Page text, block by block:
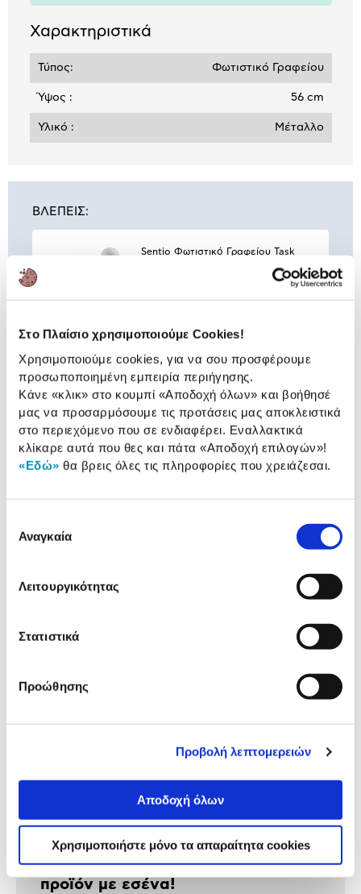
Στο Πλαίσιο χρησιμοποιούμε Cookies!
Χρησιμοποιούμε cookies, για να σου προσφέρουμε
προσωποποιημένη εμπειρία περιήγησης.
Κάνε «κλικ» στο κουμπί «Αποδοχή όλων» και βοήθησέ
μας να προσαρμόσουμε τις προτάσεις μας αποκλειστικά
στο περιεχόμενο που σε ενδιαφέρει. Εναλλακτικά
κλίκαρε αυτά που θες και πάτα «Αποδοχή επιλογών»!
«Εδώ» θα βρεις όλες τις πληροφορίες που χρειάζεσαι.
συγκατάθεσης
Αναγκαία
Λειτουργικότητας
Στατιστικά
Προώθησης
Προβολή λεπτομερειών
Αποδοχή όλων
Χρησιμοποιήστε μόνο τα απαραίτητα cookies
Χαρακτηριστικά
Τύπος: Φωτιστικό Γραφείου
Ύψος : 56 cm
Υλικό : Μέταλλο
ΒΛΕΠΕΙΣ:
Sentio Φωτιστικό Γραφείου Task
Συνδύασέτο με
Eurolamp Λαμπτήρας Σφαιρικός
E14 5W 6500K 400L
1,29 €
Αναλυτική
Αναλυτική παρουσίαση
Δες τι κλίκαραν όσοι είδαν το ίδιο
προϊόν με εσένα!